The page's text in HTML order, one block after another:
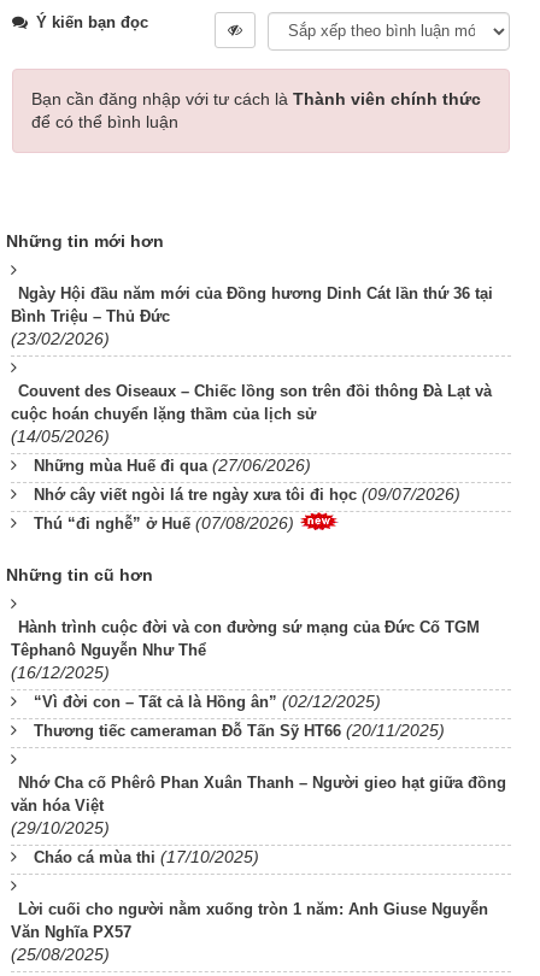
Ý kiến bạn đọc
Bạn cần đăng nhập với tư cách là Thành viên chính thức
để có thể bình luận
Những tin mới hơn
Ngày Hội đầu năm mới của Đồng hương Dinh Cát lần thứ 36 tại
Bình Triệu – Thủ Đức
(23/02/2026)
Couvent des Oiseaux – Chiếc lồng son trên đồi thông Đà Lạt và
cuộc hoán chuyển lặng thầm của lịch sử
(14/05/2026)
Những mùa Huế đi qua (27/06/2026)
Nhớ cây viết ngòi lá tre ngày xưa tôi đi học (09/07/2026)
Thú “đi nghễ” ở Huế (07/08/2026)
Những tin cũ hơn
Hành trình cuộc đời và con đường sứ mạng của Đức Cố TGM
Têphanô Nguyễn Như Thể
(16/12/2025)
“Vì đời con – Tất cả là Hồng ân” (02/12/2025)
Thương tiếc cameraman Đỗ Tấn Sỹ HT66 (20/11/2025)
Nhớ Cha cố Phêrô Phan Xuân Thanh – Người gieo hạt giữa đồng
văn hóa Việt
(29/10/2025)
Cháo cá mùa thi (17/10/2025)
Lời cuối cho người nằm xuống tròn 1 năm: Anh Giuse Nguyễn
Văn Nghĩa PX57
(25/08/2025)